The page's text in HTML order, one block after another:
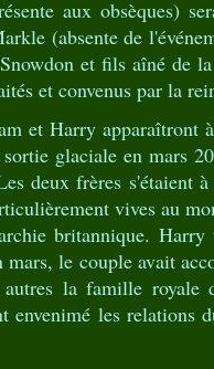
aux obsèques)
(absente de
et fils aîné de
et convenus par la
et Harry apparaîtront
glaciale en mars
deux frères s'étaient
vives au
britannique.
le couple avait
la famille royale
envenimé les relations